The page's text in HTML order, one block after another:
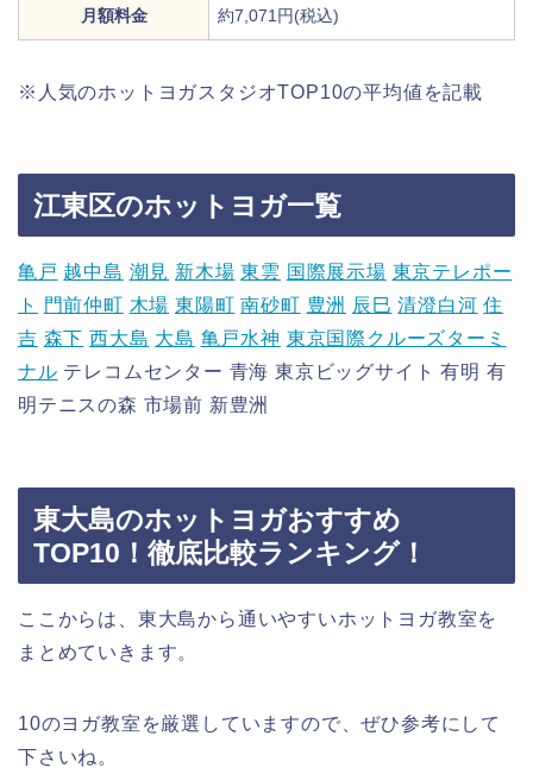
月額料金 約7,071円(税込)
※人気のホットヨガスタジオTOP10の平均値を記載
江東区のホットヨガ一覧
亀戸 越中島 潮見 新木場 東雲 国際展示場 東京テレポー
ト
門前仲町 木場 東陽町 南砂町 豊洲 辰巳 清澄白河 住
吉 森下 西大島 大島 亀戸水神 東京国際クルーズターミ
ナル テレコムセンター 青海 東京ビッグサイト 有明 有
明テニスの森 市場前 新豊洲
東大島のホットヨガおすすめ
TOP10！徹底比較ランキング！
ここからは、東大島から通いやすいホットヨガ教室を
まとめていきます。
10のヨガ教室を厳選していますので、ぜひ参考にして
下さいね。